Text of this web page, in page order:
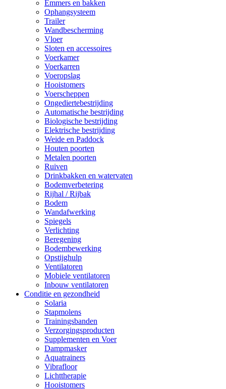
Emmers en bakken
Ophangsysteem
Trailer
Wandbescherming
Vloer
Sloten en accessoires
Voerkamer
Voerkarren
Voeropslag
Hooistomers
Voerscheppen
Ongediertebestrijding
Automatische bestrijding
Biologische bestrijding
Elektrische bestrijding
Weide en Paddock
Houten poorten
Metalen poorten
Ruiven
Drinkbakken en watervaten
Bodemverbetering
Rijhal / Rijbak
Bodem
Wandafwerking
Spiegels
Verlichting
Beregening
Bodembewerking
Opstijghulp
Ventilatoren
Mobiele ventilatoren
Inbouw ventilatoren
Conditie en gezondheid
Solaria
Stapmolens
Trainingsbanden
Verzorgingsproducten
Supplementen en Voer
Dampmasker
Aquatrainers
Vibrafloor
Lichttherapie
Hooistomers